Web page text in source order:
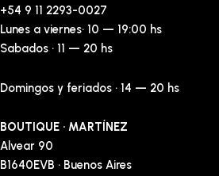
+54 9 11 2293-0027
Lunes a viernes· 10 — 19:00 hs
Sabados · 11 — 20 hs
Domingos y feriados · 14 — 20 hs
BOUTIQUE · MARTÍNEZ
Alvear 90
B1640EVB · Buenos Aires